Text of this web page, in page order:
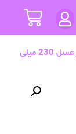
کرم ضد ترک پا کامان حاوی شی باتر و موم زنبور عسل 230 میلی